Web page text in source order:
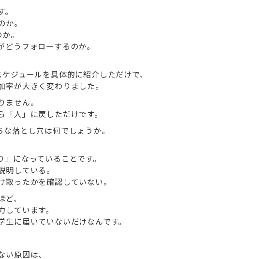
。
。
うフォローするのか。
ジュールを具体的に紹介しただけで、
率が大きく変わりました。
せん。
「人」に戻しただけです。
落とし穴は何でしょうか。
」になっていることです。
している。
取ったかを確認していない。
、
ています。
生に届いていないだけなんです。
原因は、